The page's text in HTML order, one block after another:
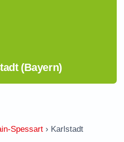
(Bayern)
Spessart › Karlstadt